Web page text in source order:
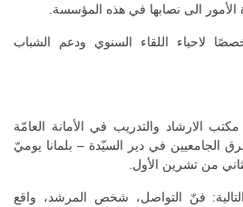
الأمور الى نصابها في هذه المؤسسة.
لاحياء اللقاء السنوي ودعم الشباب
الارشاد والتدريب في الأمانة العامّة
الجامعيين في دير السيّدة – بلمانا يوميّ
من تشرين الأول.
فنّ التواصل، شخص المرشد، واقع